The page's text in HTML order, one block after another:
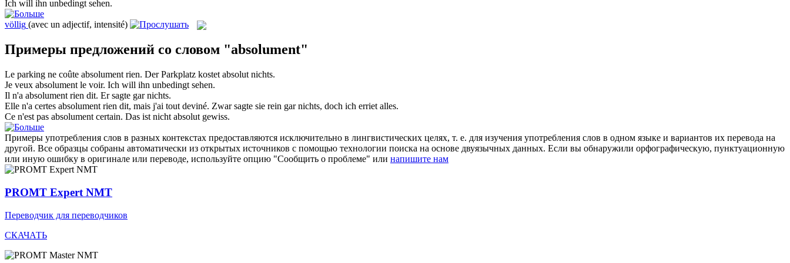
Ich will ihn unbedingt sehen.
völlig (avec un adjectif, intensité)
Примеры предложений со словом "absolument"
Le parking ne coûte absolument rien. Der Parkplatz kostet absolut nichts.
Je veux absolument le voir. Ich will ihn unbedingt sehen.
Il n'a absolument rien dit. Er sagte garnichts.
Elle n'a certes absolument rien dit, mais j'ai tout deviné. Zwar sagte sie rein gar nichts, doch ich erriet alles.
Ce n'est pas absolument certain. Das ist nicht absolut gewiss.
Примеры употребления слов в разных контекстах предоставляются исключительно в лингвистических целях, т. е. для изучения употребления слов в одном языке и вариантов их перевода на
другой. Все образцы собраны автоматически из открытых источников с помощью технологии поиска на основе двуязычных данных. Если вы обнаружили орфографическую, пунктуационную
или иную ошибку в оригинале или переводе, используйте опцию "Сообщить о проблеме" или напишите нам
PROMT Expert NMT
Переводчик для переводчиков
СКАЧАТЬ